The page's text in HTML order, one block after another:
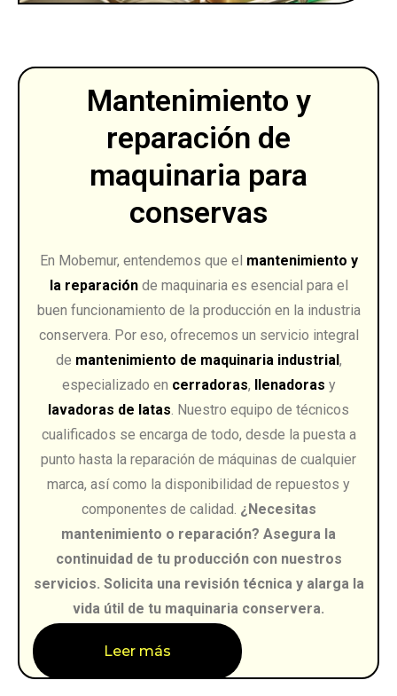
Mantenimiento y
reparación de
maquinaria para
conservas
En Mobemur, entendemos que el mantenimiento y
la reparación de maquinaria es esencial para el
buen funcionamiento de la producción en la industria
conservera. Por eso, ofrecemos un servicio integral
de mantenimiento de maquinaria industrial,
especializado en cerradoras, llenadoras y
lavadoras de latas. Nuestro equipo de técnicos
cualificados se encarga de todo, desde la puesta a
punto hasta la reparación de máquinas de cualquier
marca, así como la disponibilidad de repuestos y
componentes de calidad. ¿Necesitas
mantenimiento o reparación? Asegura la
continuidad de tu producción con nuestros
servicios. Solicita una revisión técnica y alarga la
vida útil de tu maquinaria conservera.
Leer más